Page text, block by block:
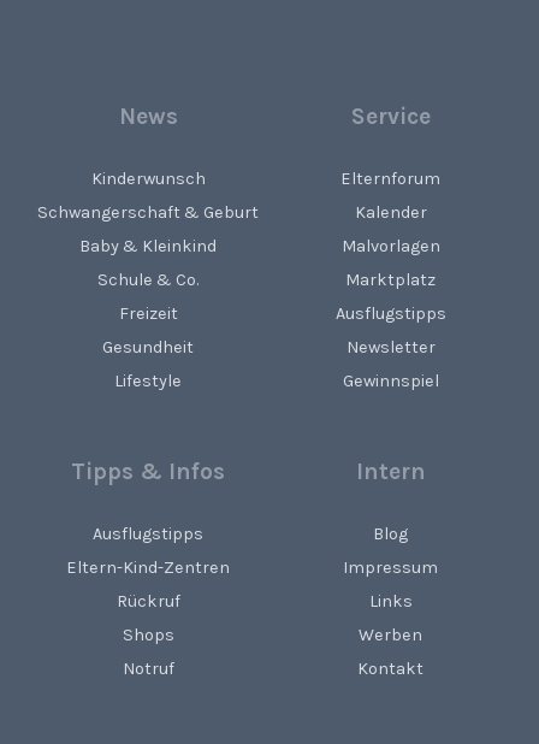
News
Kinderwunsch
Schwangerschaft & Geburt
Baby & Kleinkind
Schule & Co.
Freizeit
Gesundheit
Lifestyle
Service
Elternforum
Kalender
Malvorlagen
Marktplatz
Ausflugstipps
Newsletter
Gewinnspiel
Tipps & Infos
Ausflugstipps
Eltern-Kind-Zentren
Rückruf
Shops
Notruf
Intern
Blog
Impressum
Links
Werben
Kontakt